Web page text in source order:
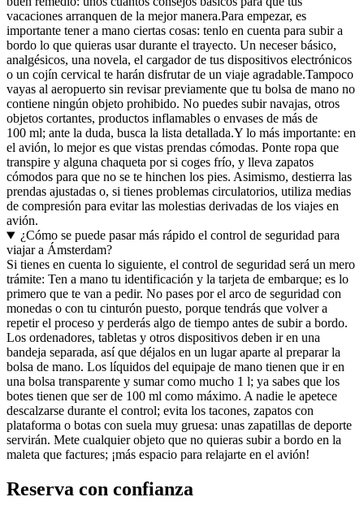
vacaciones arranquen de la mejor manera.Para empezar, es
importante tener a mano ciertas cosas: tenlo en cuenta para subir a
bordo lo que quieras usar durante el trayecto. Un neceser básico,
analgésicos, una novela, el cargador de tus dispositivos electrónicos
o un cojín cervical te harán disfrutar de un viaje agradable.Tampoco
vayas al aeropuerto sin revisar previamente que tu bolsa de mano no
contiene ningún objeto prohibido. No puedes subir navajas, otros
objetos cortantes, productos inflamables o envases de más de
100 ml; ante la duda, busca la lista detallada.Y lo más importante: en
el avión, lo mejor es que vistas prendas cómodas. Ponte ropa que
transpire y alguna chaqueta por si coges frío, y lleva zapatos
cómodos para que no se te hinchen los pies. Asimismo, destierra las
prendas ajustadas o, si tienes problemas circulatorios, utiliza medias
de compresión para evitar las molestias derivadas de los viajes en
avión.
¿Cómo se puede pasar más rápido el control de seguridad para
viajar a Ámsterdam?
Si tienes en cuenta lo siguiente, el control de seguridad será un mero
trámite: Ten a mano tu identificación y la tarjeta de embarque; es lo
primero que te van a pedir. No pases por el arco de seguridad con
monedas o con tu cinturón puesto, porque tendrás que volver a
repetir el proceso y perderás algo de tiempo antes de subir a bordo.
Los ordenadores, tabletas y otros dispositivos deben ir en una
bandeja separada, así que déjalos en un lugar aparte al preparar la
bolsa de mano. Los líquidos del equipaje de mano tienen que ir en
una bolsa transparente y sumar como mucho 1 l; ya sabes que los
botes tienen que ser de 100 ml como máximo. A nadie le apetece
descalzarse durante el control; evita los tacones, zapatos con
plataforma o botas con suela muy gruesa: unas zapatillas de deporte
servirán. Mete cualquier objeto que no quieras subir a bordo en la
maleta que factures; ¡más espacio para relajarte en el avión!
Reserva con confianza